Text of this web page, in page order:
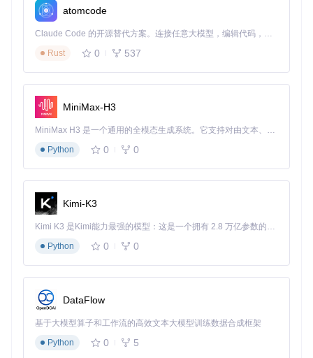
username: 'user2'
password
});
// 登录所有账号
multiLogin.loginAllAccounts
应用案例和最佳实践
应用案例
社交媒体管理：使用 MultiLogin 管理多个社交媒体账号，
最佳实践
安全管理
息。
性能优化
：合理管理账号会话，避免资源浪费和性能瓶颈。
MultiLogin 可以与其他开源项目结合使用，扩展其功能和应用
场景。以下是一些典型的生态项目：
：结合 Express.js 构建后端服务，实现更复杂
的多账号管理功能。
atomcode
Claude Code 的开源替代方案。连接任意大模型，编辑代码，运行命令，自动验证 — 全自动执行。用 Rust 构建，极致性能。 ｜ An open-source alternative to Claude Code. Connect any LLM, edit code, run commands, and verify changes — autonomously. Built in Rust for speed. Get Started
Rust
0 537
MiniMax-H3
MiniMax H3 是一个通用的全模态生成系统。它支持对由文本、图像、视频和音频组成的多模态上下文进行统一理解，并能生成分辨率高达 2K、时长可达 15 秒的带原生立体声音频的视频。得益于面向任务泛化的系统设计，H3 在预训练阶段就已具备广泛的多模态上下文理解与生成能力，能够出色地执行复杂的多模态指令。
Python
0 0
Kimi-K3
Kimi K3 是Kimi能力最强的模型：这是一个拥有 2.8 万亿参数的混合专家（MoE）模型，具备原生视觉理解能力，并支持 100 万 token 的上下文窗口。
Python
0 0
DataFlow
基于大模型算子和工作流的高效文本大模型训练数据合成框架
Python
0 5